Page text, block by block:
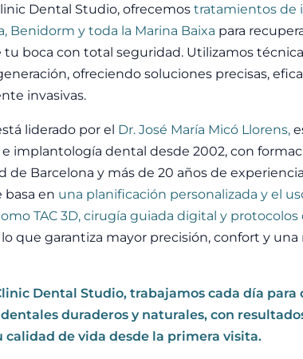
Dental Studio, ofrecemos tratamientos de
Benidorm y toda la Marina Baixa para
tu boca con total seguridad. Utilizamos
ofreciendo soluciones precisas,
invasivas.
liderado por el Dr. José María Micó Llorens,
e implantología dental desde 2002, con
de Barcelona y más de 20 años de
basa en una planificación personalizada y el
TAC 3D, cirugía guiada digital y protocolos
lo que garantiza mayor precisión, confort y
Dental Studio, trabajamos cada día para
duraderos y naturales, con
calidad de vida desde la primera visita.